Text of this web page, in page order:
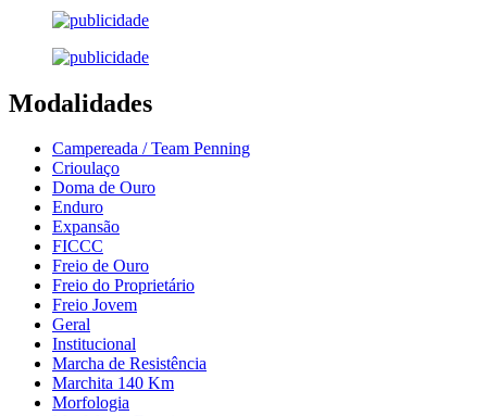
Modalidades
Campereada / Team Penning
Crioulaço
Doma de Ouro
Enduro
Expansão
FICCC
Freio de Ouro
Freio do Proprietário
Freio Jovem
Geral
Institucional
Marcha de Resistência
Marchita 140 Km
Morfologia